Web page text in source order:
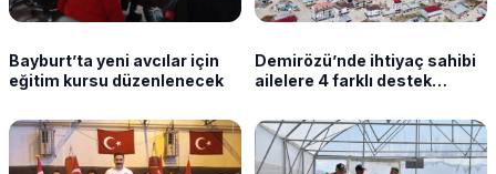
Bayburt’ta yeni avcılar için
eğitim kursu düzenlenecek
Demirözü’nde ihtiyaç sahibi
ailelere 4 farklı destek